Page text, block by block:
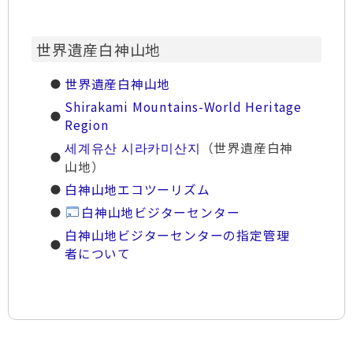
世界遺産白神山地
世界遺産白神山地
Shirakami Mountains-World Heritage
Region
세계유산 시라카미산지
（世界遺産白神
山地）
白神山地エコツーリズム
白神山地ビジターセンター
白神山地ビジターセンターの指定管理
者について